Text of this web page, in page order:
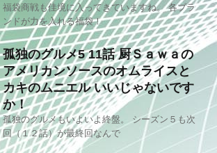
福袋商戦も佳境に入ってきていますね。 各ブラ
ンドが力を入れる福袋！
孤独のグルメ5 11話 厨Ｓａｗａの
アメリカンソースのオムライスと
カキのムニエル いいじゃないです
か！
孤独のグルメもいよいよ終盤。 シーズン５も次
回（１２話）が最終回なんで